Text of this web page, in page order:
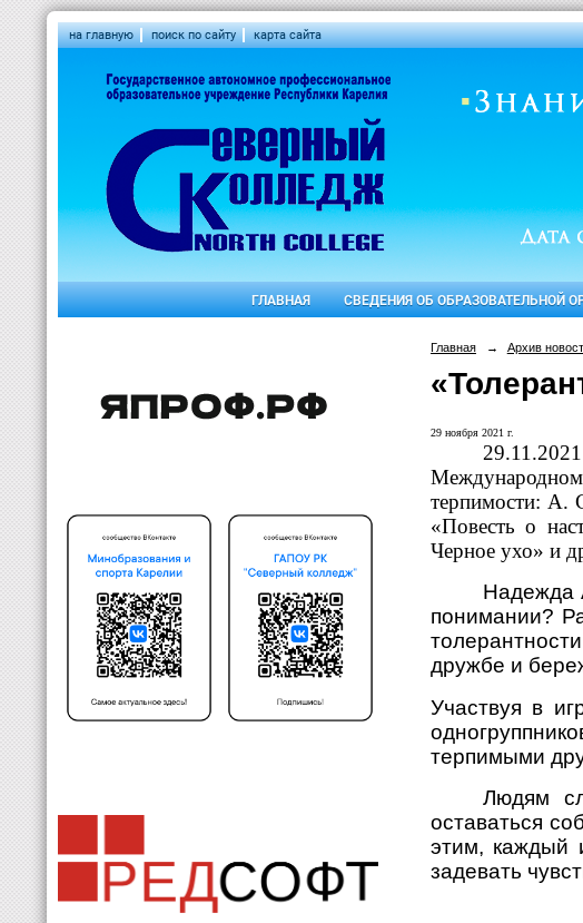
на главную поиск по сайту карта сайта
ГЛАВНАЯ СВЕДЕНИЯ ОБ ОБРАЗОВАТЕЛЬНОЙ
Главная → Архив
29 ноября 2021 г.
терпимости: А.
«Повесть о
Черное ухо» и
Надежда
понимании?
дружбе и
Участвуя в
терпимыми
Людям
оставаться
этим, каждый
задевать